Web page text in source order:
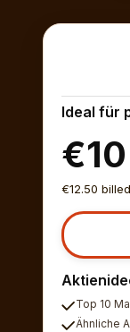
Ideal für
€10
€12.50
Top 10
Ähnliche